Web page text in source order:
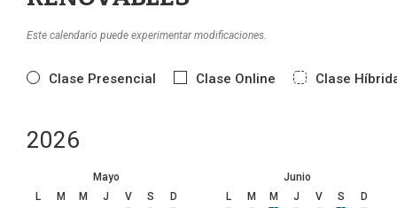
Este calendario puede experimentar modificaciones.
Clase Presencial Clase Online Clase
2026
Mayo
L
M M J V S D
Junio
L
M M J V S D